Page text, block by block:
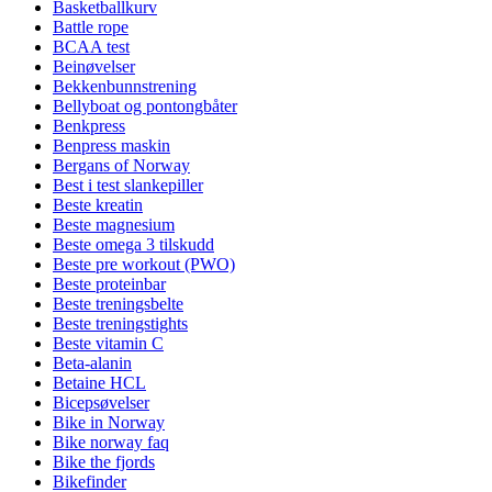
Basketballkurv
Battle rope
BCAA test
Beinøvelser
Bekkenbunnstrening
Bellyboat og pontongbåter
Benkpress
Benpress maskin
Bergans of Norway
Best i test slankepiller
Beste kreatin
Beste magnesium
Beste omega 3 tilskudd
Beste pre workout (PWO)
Beste proteinbar
Beste treningsbelte
Beste treningstights
Beste vitamin C
Beta-alanin
Betaine HCL
Bicepsøvelser
Bike in Norway
Bike norway faq
Bike the fjords
Bikefinder